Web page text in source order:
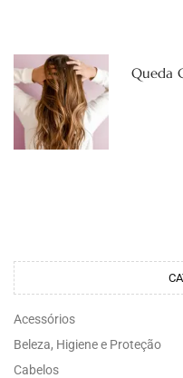
Queda
Acessórios
Beleza, Higiene e Proteção
Cabelos